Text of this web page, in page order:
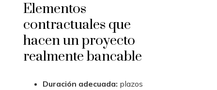
Elementos
contractuales que
hacen un proyecto
realmente bancable
Duración adecuada: plazos